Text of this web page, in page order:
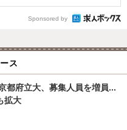
Sponsored by
ス
都府立大、募集人員を増員...
拡大